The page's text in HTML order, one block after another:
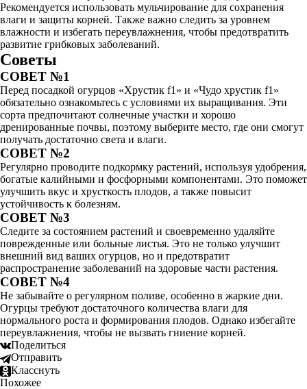
Рекомендуется использовать мульчирование для сохранения
влаги и защиты корней. Также важно следить за уровнем
влажности и избегать переувлажнения, чтобы предотвратить
развитие грибковых заболеваний.
Советы
СОВЕТ №1
Перед посадкой огурцов «Хрустик f1» и «Чудо хрустик f1»
обязательно ознакомьтесь с условиями их выращивания. Эти
сорта предпочитают солнечные участки и хорошо
дренированные почвы, поэтому выберите место, где они смогут
получать достаточно света и влаги.
СОВЕТ №2
Регулярно проводите подкормку растений, используя удобрения,
богатые калийными и фосфорными компонентами. Это поможет
улучшить вкус и хрусткость плодов, а также повысит
устойчивость к болезням.
СОВЕТ №3
Следите за состоянием растений и своевременно удаляйте
поврежденные или больные листья. Это не только улучшит
внешний вид ваших огурцов, но и предотвратит
распространение заболеваний на здоровые части растения.
СОВЕТ №4
Не забывайте о регулярном поливе, особенно в жаркие дни.
Огурцы требуют достаточного количества влаги для
нормального роста и формирования плодов. Однако избегайте
переувлажнения, чтобы не вызвать гниение корней.
Поделиться
Отправить
Класснуть
Похожее